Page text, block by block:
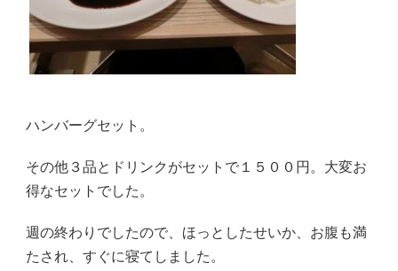
ハンバーグセット。
その他３品とドリンクがセットで１５００円。大変お
得なセットでした。
週の終わりでしたので、ほっとしたせいか、お腹も満
たされ、すぐに寝てしました。